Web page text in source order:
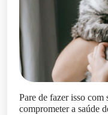
Pare de fazer isso com
comprometer a saúde